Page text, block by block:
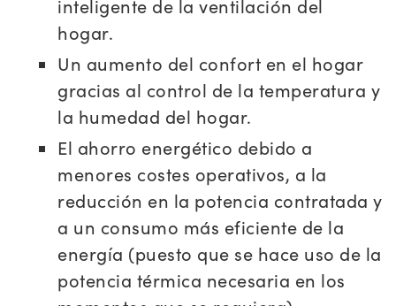
inteligente de la ventilación del
hogar.
Un aumento del confort en el hogar
gracias al control de la temperatura y
la humedad del hogar.
El ahorro energético debido a
menores costes operativos, a la
reducción en la potencia contratada y
a un consumo más eficiente de la
energía (puesto que se hace uso de la
potencia térmica necesaria en los